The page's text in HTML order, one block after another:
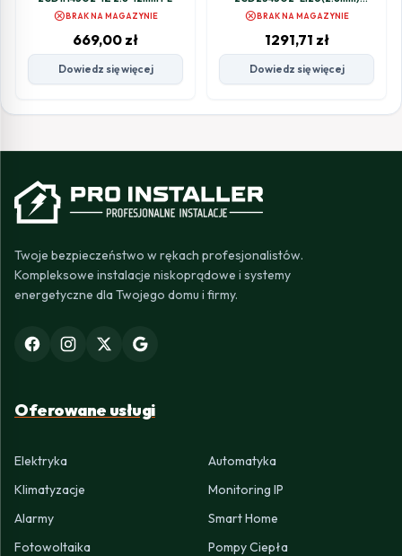
cancelBRAK NA MAGAZYNIE
669,00 zł
Dowiedz się więcej
cancelBRAK NA MAGAZYNIE
1291,71 zł
Dowiedz się więcej
Twoje bezpieczeństwo w rękach profesjonalistów.
Kompleksowe instalacje niskoprądowe i systemy
energetyczne dla Twojego domu i firmy.
Oferowane usługi
Elektryka
Automatyka
Klimatyzacje
Monitoring IP
Alarmy
Smart Home
Fotowoltaika
Pompy Ciepła